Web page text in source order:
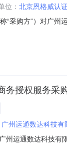
位： 北京恩格威认
“采购方”）对广
管理体系
务授权服务采
广州运通数达科技有
州运通数达科技